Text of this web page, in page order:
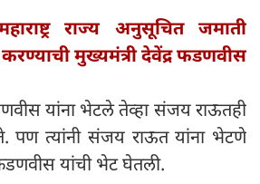
राज्य अनुसूचित जमाती
मुख्यमंत्री देवेंद्र फडणवीस
यांना भेटले तेव्हा संजय राऊतही
पण त्यांनी संजय राऊत यांना भेटणे
यांची भेट घेतली.